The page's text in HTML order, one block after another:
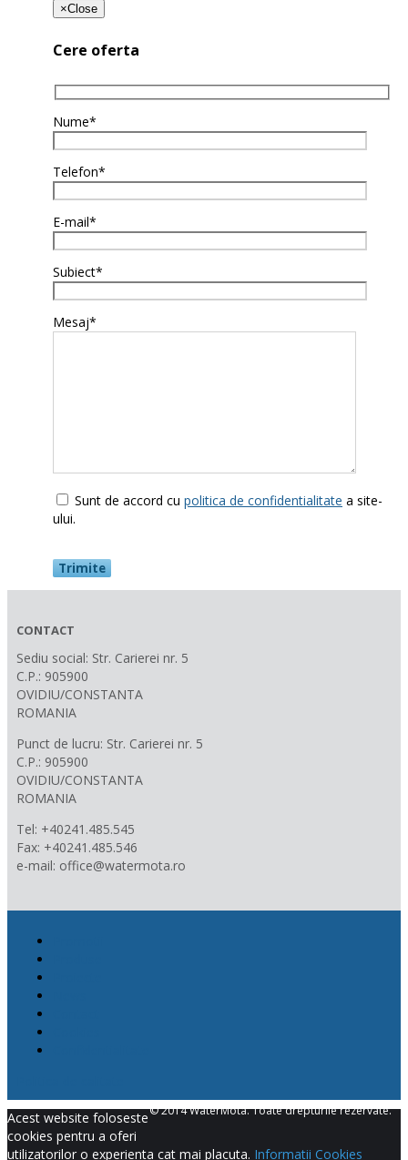
×Close
Cere oferta
Nume*
Telefon*
E-mail*
Subiect*
Mesaj*
Sunt de accord cu politica de confidentialitate a site-
ului.
CONTACT
Sediu social: Str. Carierei nr. 5
C.P.: 905900
OVIDIU/CONSTANTA
ROMANIA
Punct de lucru: Str. Carierei nr. 5
C.P.: 905900
OVIDIU/CONSTANTA
ROMANIA
Tel: +40241.485.545
Fax: +40241.485.546
e-mail: office@watermota.ro
© 2014 WaterMota. Toate drepturile rezervate.
Acest website foloseste
cookies pentru a oferi
utilizatorilor o experienta cat mai placuta. Informatii Cookies